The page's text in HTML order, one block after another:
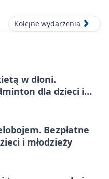
Kolejne wydarzenia
w dłoni.
dla dzieci i
Bezpłatne
i młodzieży